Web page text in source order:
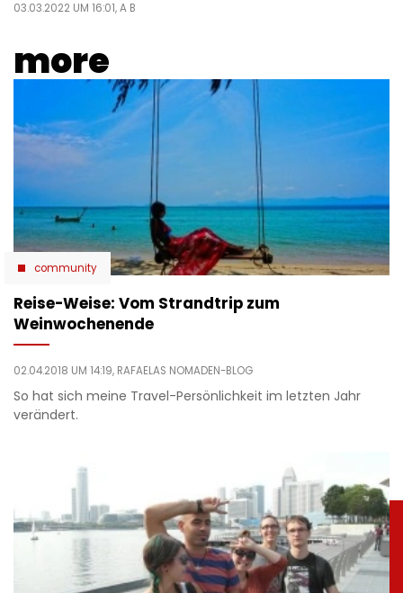
03.03.2022 UM 16:01,A B
more
community
Reise-Weise: Vom Strandtrip zum
Weinwochenende
02.04.2018 UM 14:19, RAFAELAS NOMADEN-BLOG
So hat sich meine Travel-Persönlichkeit im letzten Jahr
verändert.